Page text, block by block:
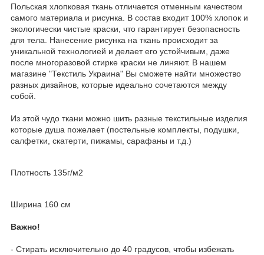
Польская хлопковая ткань отличается отменным качеством
самого материала и рисунка. В состав входит 100% хлопок и
экологически чистые краски, что гарантирует безопасность
для тела. Нанесение рисунка на ткань происходит за
уникальной технологией и делает его устойчивым, даже
после многоразовой стирке краски не линяют. В нашем
магазине "Текстиль Украина" Вы сможете найти множество
разных дизайнов, которые идеально сочетаются между
собой.
Из этой чудо ткани можно шить разные текстильные изделия
которые душа пожелает (постельные комплекты, подушки,
салфетки, скатерти, пижамы, сарафаны и т.д.)
Плотность 135г/м2
Ширина 160 см
Важно!
- Стирать исключительно до 40 градусов, чтобы избежать